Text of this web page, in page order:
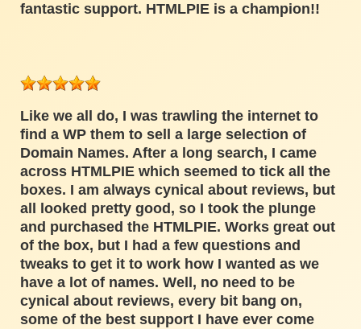
fantastic support. HTMLPIE is a champion!!
Like we all do, I was trawling the internet to
find a WP them to sell a large selection of
Domain Names. After a long search, I came
across HTMLPIE which seemed to tick all the
boxes. I am always cynical about reviews, but
all looked pretty good, so I took the plunge
and purchased the HTMLPIE. Works great out
of the box, but I had a few questions and
tweaks to get it to work how I wanted as we
have a lot of names. Well, no need to be
cynical about reviews, every bit bang on,
some of the best support I have ever come